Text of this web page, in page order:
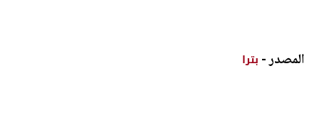
المصدر - بترا